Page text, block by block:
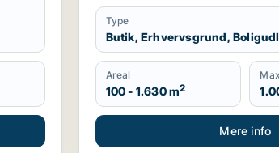
Type
Butik, Erhvervsgrund,
Areal
100 - 1.630 m2
Mere info